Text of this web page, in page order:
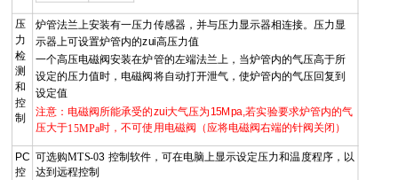
压
力
检
测
和
控
制
炉管法兰上安装有一压力传感器，并与压力显示器相连接。压力显
示器上可设置炉管内的zui高压力值
一个高压电磁阀安装在炉管的左端法兰上，当炉管内的气压高于所
设定的压力值时，电磁阀将自动打开泄气，使炉管内的气压回复到
设定值
注意：电磁阀所能承受的zui大气压为15Mpa,若实验要求炉管内的气
压大于15MPa时，不可使用电磁阀（应将电磁阀右端的针阀关闭）
PC
控
可选购MTS-03 控制软件，可在电脑上显示设定压力和温度程序，以
达到远程控制